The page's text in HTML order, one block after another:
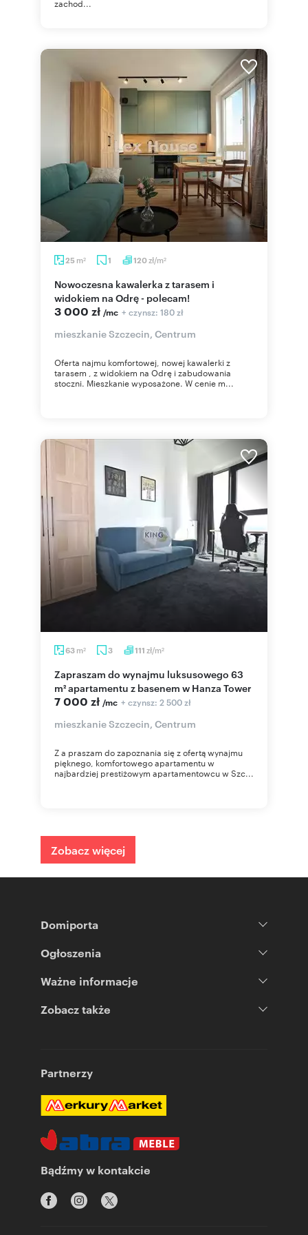
zachod...
25 m2 1 120zł/m2
Nowoczesna kawalerka z tarasem i
widokiem na Odrę - polecam!
3 000 zł /mc + czynsz: 180 zł
mieszkanie Szczecin, Centrum
Oferta najmu komfortowej, nowej kawalerki z
tarasem , z widokiem na Odrę i zabudowania
stoczni. Mieszkanie wyposażone. W cenie m...
63 m2 3 111 zł/m2
Zapraszam do wynajmu luksusowego 63
m² apartamentu z basenem w Hanza Tower
7 000 zł /mc + czynsz: 2 500 zł
mieszkanie Szczecin, Centrum
Z a praszam do zapoznania się z ofertą wynajmu
pięknego, komfortowego apartamentu w
najbardziej prestiżowym apartamentowcu w Szc...
Zobacz więcej
Domiporta
Ogłoszenia
Ważne informacje
Zobacz także
Partnerzy
Bądźmy w kontakcie